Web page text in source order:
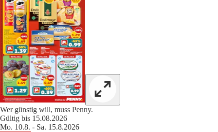
Wer günstig will, muss Penny.
Gültig bis 15.08.2026
Mo. 10.8. - Sa. 15.8.2026